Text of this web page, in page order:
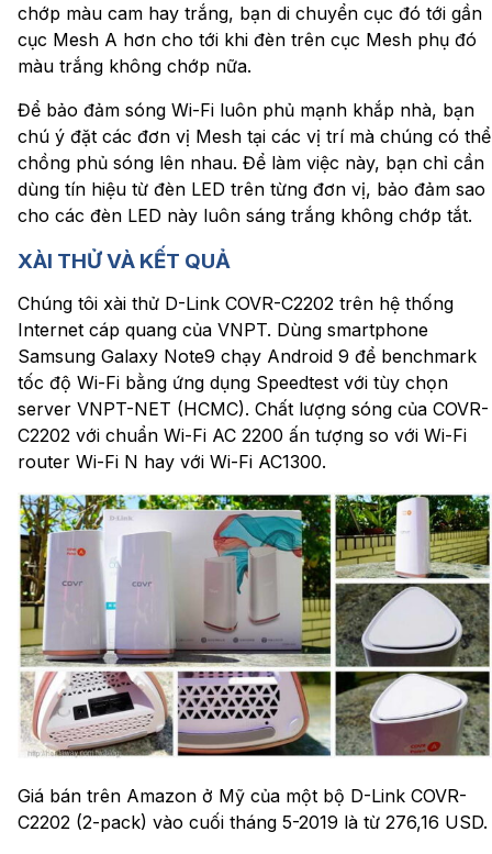
chớp màu cam hay trắng, bạn di chuyển cục đó tới gần
cục Mesh A hơn cho tới khi đèn trên cục Mesh phụ đó
màu trắng không chớp nữa.
Để bảo đảm sóng Wi-Fi luôn phủ mạnh khắp nhà, bạn
chú ý đặt các đơn vị Mesh tại các vị trí mà chúng có thể
chồng phủ sóng lên nhau. Để làm việc này, bạn chỉ cần
dùng tín hiệu từ đèn LED trên từng đơn vị, bảo đảm sao
cho các đèn LED này luôn sáng trắng không chớp tắt.
XÀI THỬ VÀ KẾT QUẢ
Chúng tôi xài thử D-Link COVR-C2202 trên hệ thống
Internet cáp quang của VNPT. Dùng smartphone
Samsung Galaxy Note9 chạy Android 9 để benchmark
tốc độ Wi-Fi bằng ứng dụng Speedtest với tùy chọn
server VNPT-NET (HCMC). Chất lượng sóng của COVR-
C2202 với chuẩn Wi-Fi AC 2200 ấn tượng so với Wi-Fi
router Wi-Fi N hay với Wi-Fi AC1300.
Giá bán trên Amazon ở Mỹ của một bộ D-Link COVR-
C2202 (2-pack) vào cuối tháng 5-2019 là từ 276,16 USD.